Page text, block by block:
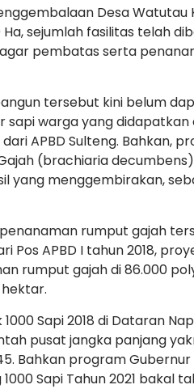
Desa
sejumlah fasilitas telah
pembatas serta
tersebut kini belum
sapi warga yang
APBD Sulteng. Bahkan,
(brachiaria
yang menggembirakan,
rumput gajah
Pos APBD I tahun 2018,
rumput gajah di 86.000
Sapi 2018 di Dataran
pusat jangka panjang
Bahkan program
Sapi Tahun 2021 bakal